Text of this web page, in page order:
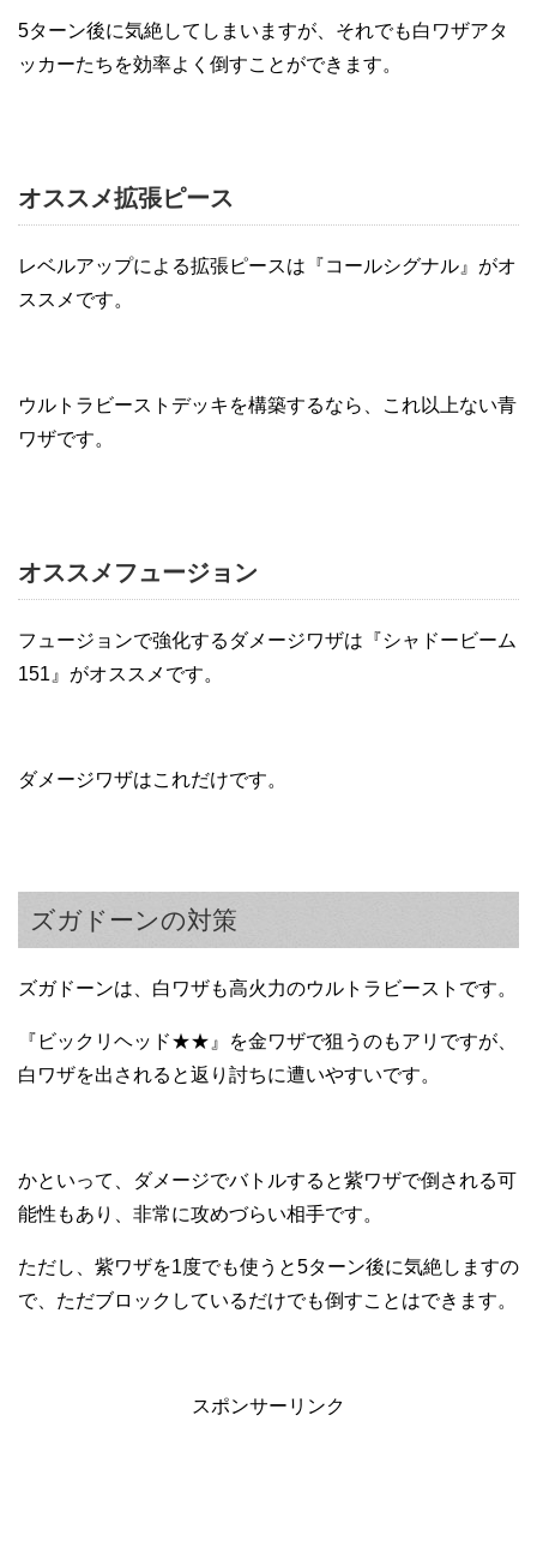
5ターン後に気絶してしまいますが、それでも白ワザアタ
ッカーたちを効率よく倒すことができます。
オススメ拡張ピース
レベルアップによる拡張ピースは『コールシグナル』がオ
ススメです。
ウルトラビーストデッキを構築するなら、これ以上ない青
ワザです。
オススメフュージョン
フュージョンで強化するダメージワザは『シャドービーム
151』がオススメです。
ダメージワザはこれだけです。
ズガドーンの対策
ズガドーンは、白ワザも高火力のウルトラビーストです。
『ビックリヘッド★★』を金ワザで狙うのもアリですが、
白ワザを出されると返り討ちに遭いやすいです。
かといって、ダメージでバトルすると紫ワザで倒される可
能性もあり、非常に攻めづらい相手です。
ただし、紫ワザを1度でも使うと5ターン後に気絶しますの
で、ただブロックしているだけでも倒すことはできます。
スポンサーリンク